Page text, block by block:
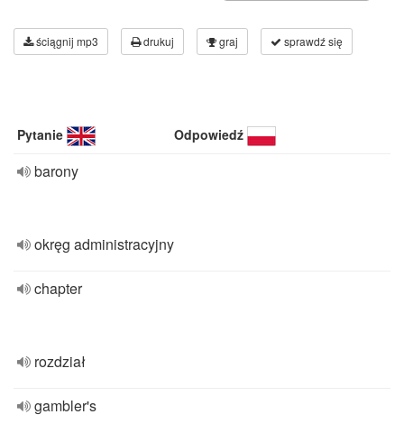
ściągnij mp3 drukuj graj sprawdź się
Pytanie Odpowiedź
barony
okręg administracyjny
chapter
rozdział
gambler's